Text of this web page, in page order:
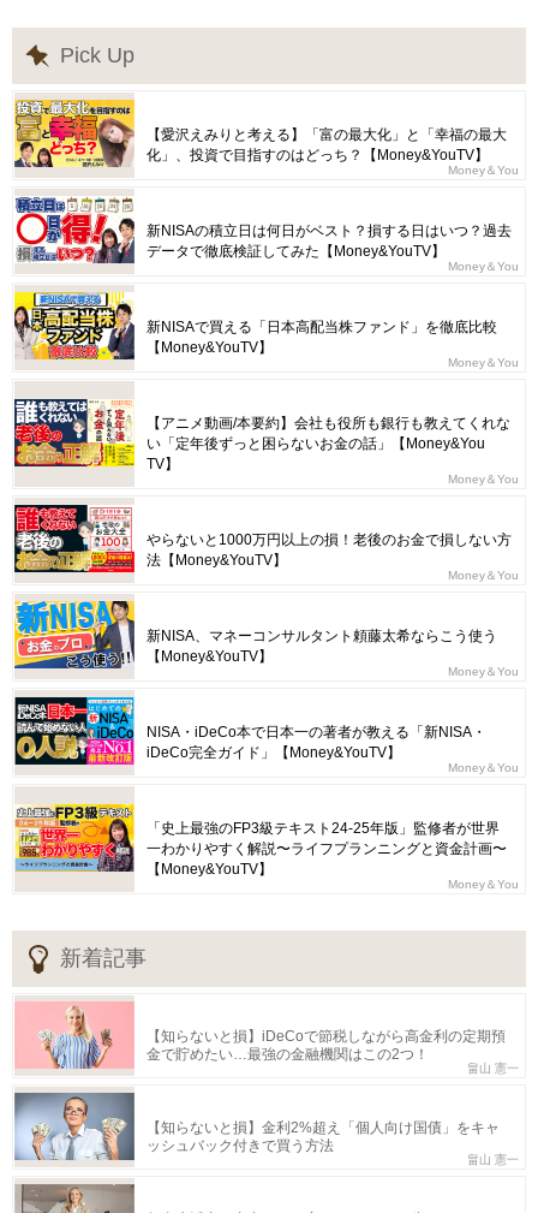
Pick Up
【愛沢えみりと考える】「富の最大化」と「幸福の最大
化」、投資で目指すのはどっち？【Money&YouTV】
Money＆You
新NISAの積立日は何日がベスト？損する日はいつ？過去
データで徹底検証してみた【Money&YouTV】
Money＆You
新NISAで買える「日本高配当株ファンド」を徹底比較
【Money&YouTV】
Money＆You
【アニメ動画/本要約】会社も役所も銀行も教えてくれな
い「定年後ずっと困らないお金の話」【Money&You
TV】
Money＆You
やらないと1000万円以上の損！老後のお金で損しない方
法【Money&YouTV】
Money＆You
新NISA、マネーコンサルタント頼藤太希ならこう使う
【Money&YouTV】
Money＆You
NISA・iDeCo本で日本一の著者が教える「新NISA・
iDeCo完全ガイド」【Money&YouTV】
Money＆You
「史上最強のFP3級テキスト24-25年版」監修者が世界
一わかりやすく解説〜ライフプランニングと資金計画〜
【Money&YouTV】
Money＆You
新着記事
【知らないと損】iDeCoで節税しながら高金利の定期預
金で貯めたい…最強の金融機関はこの2つ！
畠山 憲一
【知らないと損】金利2%超え「個人向け国債」をキャ
ッシュバック付きで買う方法
畠山 憲一